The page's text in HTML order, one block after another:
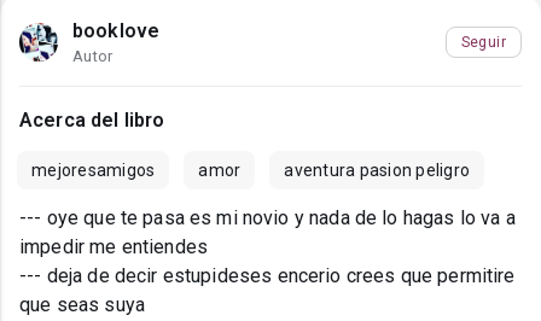
booklove
Autor
Seguir
Acerca del libro
mejoresamigos amor aventura pasion peligro
--- oye que te pasa es mi novio y nada de lo hagas lo va a
impedir me entiendes
--- deja de decir estupideses encerio crees que permitire
que seas suya